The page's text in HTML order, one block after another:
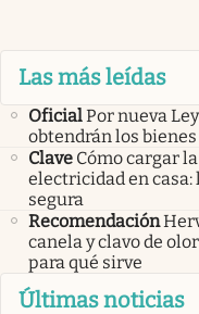
Las más leídas
OficialPor nueva
obtendrán los
Clave Cómo cargar
electricidad en
segura
Recomendación
canela y clavo de
para qué sirve
Últimas noticias